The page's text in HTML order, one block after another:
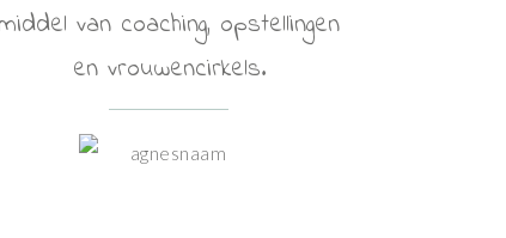
middel van coaching, opstellingen
en vrouwencirkels.